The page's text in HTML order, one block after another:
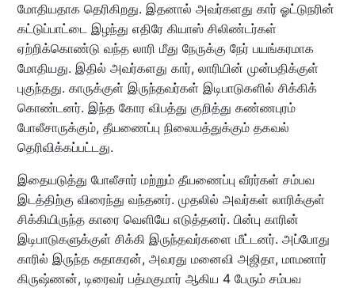
மோதியதாக தெரிகிறது. இதனால் அவர்களது கார் ஓட்டுநரின்
கட்டுப்பாட்டை இழந்து எதிரே கியாஸ் சிலிண்டர்கள்
ஏற்றிக்கொண்டு வந்த லாரி மீது நேருக்கு நேர் பயங்கரமாக
மோதியது. இதில் அவர்களது கார், லாரியின் முன்பதிக்குள்
புகுந்தது. காருக்குள் இருந்தவர்கள் இடிபாடுகளில் சிக்கிக்
கொண்டனர். இந்த கோர விபத்து குறித்து கண்ணபுரம்
போலீசாருக்கும், தீயணைப்பு நிலையத்துக்கும் தகவல்
தெரிவிக்கப்பட்டது.
இதையடுத்து போலீசார் மற்றும் தீயணைப்பு வீரர்கள் சம்பவ
இடத்திற்கு விரைந்து வந்தனர். முதலில் அவர்கள் லாரிக்குள்
சிக்கியிருந்த காரை வெளியே எடுத்தனர். பின்பு காரின்
இடிபாடுகளுக்குள் சிக்கி இருந்தவர்களை மீட்டனர். அப்போது
காரில் இருந்த சுதாகரன், அவரது மனைவி அஜிதா, மாமனார்
கிருஷ்ணன், டிரைவர் பத்மகுமார் ஆகிய 4 பேரும் சம்பவ